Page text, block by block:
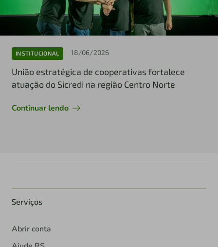
INSTITUCIONAL 18/06/2026
União estratégica de cooperativas fortalece
atuação do Sicredi na região Centro Norte
Continuar lendo
Serviços
Abrir conta